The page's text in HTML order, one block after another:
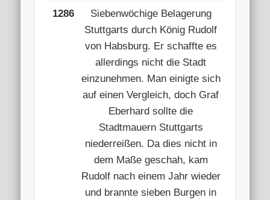
1286
Siebenwöchige Belagerung
Stuttgarts durch König Rudolf
von Habsburg. Er schaffte es
allerdings nicht die Stadt
einzunehmen. Man einigte sich
auf einen Vergleich, doch Graf
Eberhard sollte die
Stadtmauern Stuttgarts
niederreißen. Da dies nicht in
dem Maße geschah, kam
Rudolf nach einem Jahr wieder
und brannte sieben Burgen in